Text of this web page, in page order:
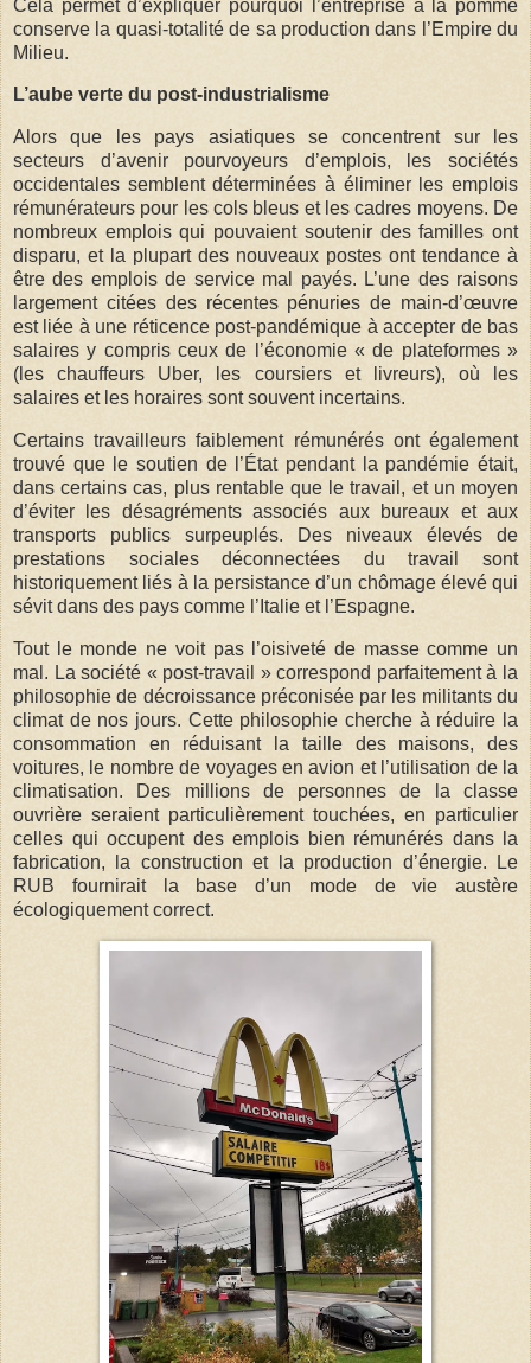
Cela permet d’expliquer pourquoi l’entreprise à la pomme
conserve la quasi-totalité de sa production dans l’Empire du
Milieu.
L’aube verte du post-industrialisme
Alors que les pays asiatiques se concentrent sur les
secteurs d’avenir pourvoyeurs d’emplois, les sociétés
occidentales semblent déterminées à éliminer les emplois
rémunérateurs pour les cols bleus et les cadres moyens. De
nombreux emplois qui pouvaient soutenir des familles ont
disparu, et la plupart des nouveaux postes ont tendance à
être des emplois de service mal payés. L’une des raisons
largement citées des récentes pénuries de main-d’œuvre
est liée à une réticence post-pandémique à accepter de bas
salaires y compris ceux de l’économie « de plateformes »
(les chauffeurs Uber, les coursiers et livreurs), où les
salaires et les horaires sont souvent incertains.
Certains travailleurs faiblement rémunérés ont également
trouvé que le soutien de l’État pendant la pandémie était,
dans certains cas, plus rentable que le travail, et un moyen
d’éviter les désagréments associés aux bureaux et aux
transports publics surpeuplés. Des niveaux élevés de
prestations sociales déconnectées du travail sont
historiquement liés à la persistance d’un chômage élevé qui
sévit dans des pays comme l’Italie et l’Espagne.
Tout le monde ne voit pas l’oisiveté de masse comme un
mal. La société « post-travail » correspond parfaitement à la
philosophie de décroissance préconisée par les militants du
climat de nos jours. Cette philosophie cherche à réduire la
consommation en réduisant la taille des maisons, des
voitures, le nombre de voyages en avion et l’utilisation de la
climatisation. Des millions de personnes de la classe
ouvrière seraient particulièrement touchées, en particulier
celles qui occupent des emplois bien rémunérés dans la
fabrication, la construction et la production d’énergie. Le
RUB fournirait la base d’un mode de vie austère
écologiquement correct.